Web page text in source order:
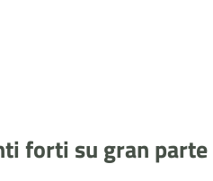
forti su gran